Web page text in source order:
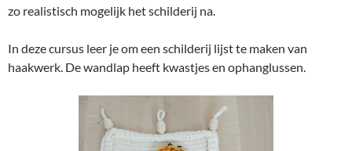
zo realistisch mogelijk het schilderij na.
In deze cursus leer je om een schilderij lijst te maken van
haakwerk. De wandlap heeft kwastjes en ophanglussen.